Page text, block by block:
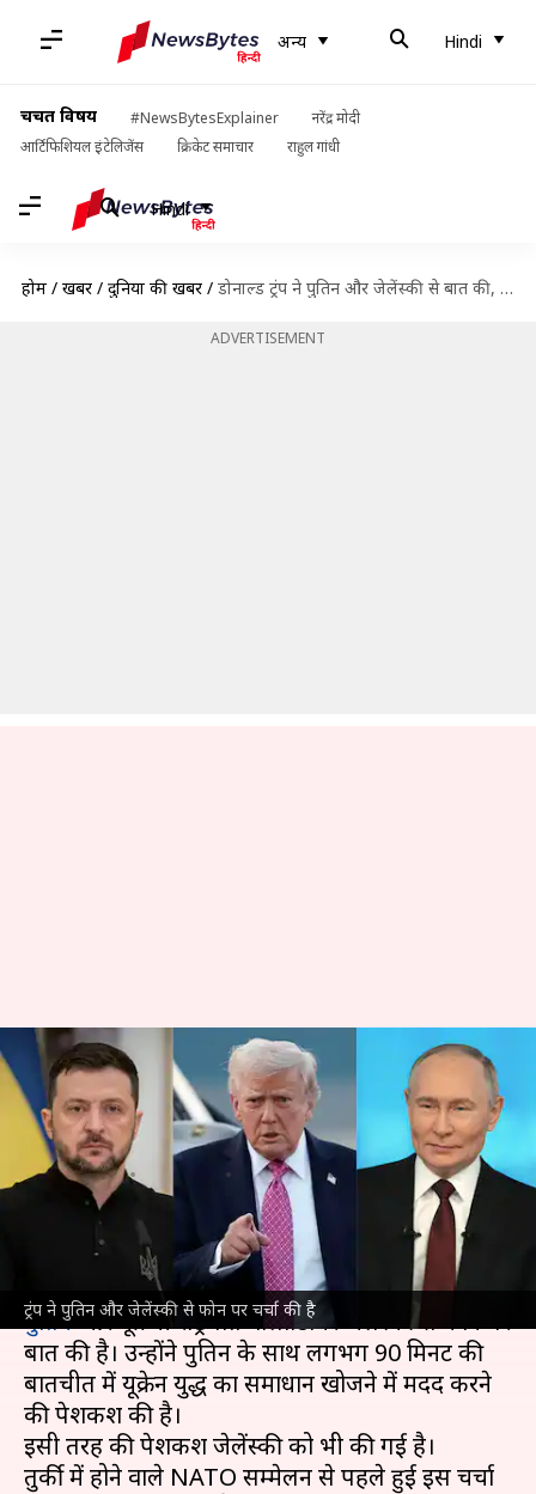
अन्य Hindi
चर्चित विषय #NewsBytesExplainer
नरेंद्र मोदी
आर्टिफिशियल इंटेलिजेंस
क्रिकेट समाचार राहुल गांधी
Hindi
होम / खबरें / दुनिया की खबरें / डोनाल्ड ट्रंप ने पुतिन और जेलेंस्की से बात की, यूक्रेन युद्ध में मध्यस्थता का दिया प्रस्ताव
ADVERTISEMENT
ट्रंप ने पुतिन और जेलेंस्की से फोन पर चर्चा की है
डोनाल्ड ट्रंप ने पुतिन और जेलेंस्की से
बात की, यूक्रेन युद्ध में मध्यस्थता का
दिया प्रस्ताव
लेखन आबिद खान 02:04 pm
क्या है खबर?
अमेरिका के राष्ट्रपतिडोनाल्ड ट्रंपने रूसी राष्ट्रपतिव्लादिमीर
पुतिनऔर यूक्रेनी राष्ट्रपति वोलोडिमिर जेलेंस्की से फोन पर
बात की है। उन्होंने पुतिन के साथ लगभग 90 मिनट की
बातचीत में यूक्रेन युद्ध का समाधान खोजने में मदद करने
की पेशकश की है।
इसी तरह की पेशकश जेलेंस्की को भी की गई है।
तुर्की में होने वाले NATO सम्मेलन से पहले हुई इस चर्चा